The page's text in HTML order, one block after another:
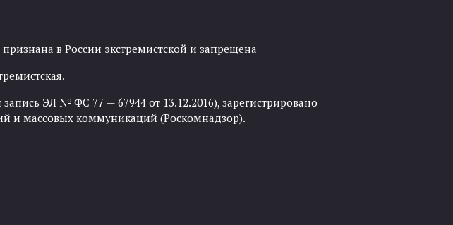
в России экстремистской и запрещена
ЭЛ № ФС 77 — 67944 от 13.12.2016), зарегистрировано
и массовых коммуникаций (Роскомнадзор).